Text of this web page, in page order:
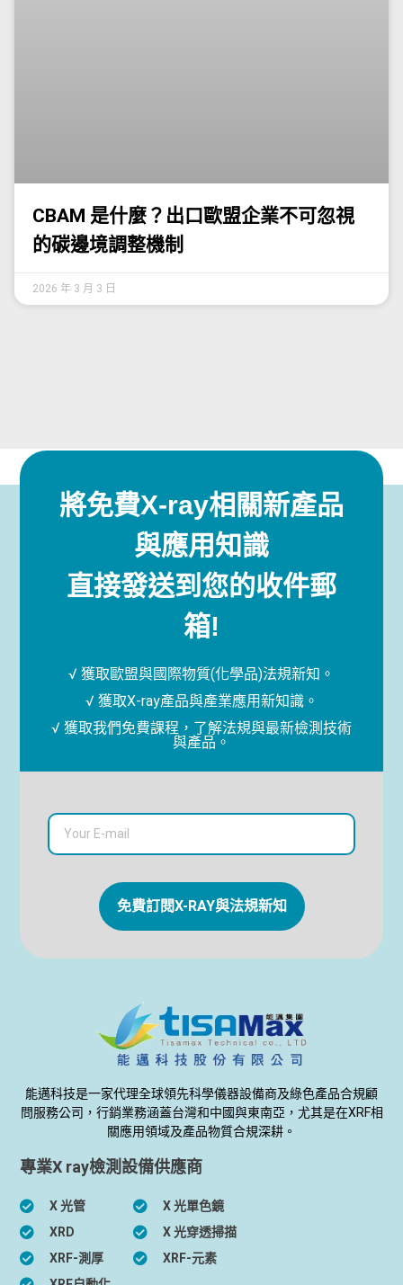
CBAM 是什麼？出口歐盟企業不可忽視
的碳邊境調整機制
2026 年 3 月 3 日
將免費X-ray相關新產品
與應用知識
直接發送到您的收件郵
箱!
√ 獲取歐盟與國際物質(化學品)法規新知。
√ 獲取X-ray產品與產業應用新知識。
√ 獲取我們免費課程，了解法規與最新檢測技術
與產品。
免費訂閱X-RAY與法規新知
能邁科技是一家代理全球領先科學儀器設備商及綠色產品合規顧
問服務公司，行銷業務涵蓋台灣和中國與東南亞，尤其是在XRF相
關應用領域及產品物質合規深耕。
專業X ray檢測設備供應商
X 光管
XRD
XRF-測厚
X 光單色鏡
X 光穿透掃描
XRF-元素